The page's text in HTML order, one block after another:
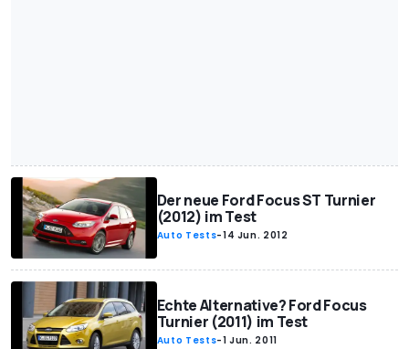
Der neue Ford Focus ST Turnier
(2012) im Test
Auto Tests-14 Jun. 2012
Echte Alternative? Ford Focus
Turnier (2011) im Test
Auto Tests-1 Jun. 2011